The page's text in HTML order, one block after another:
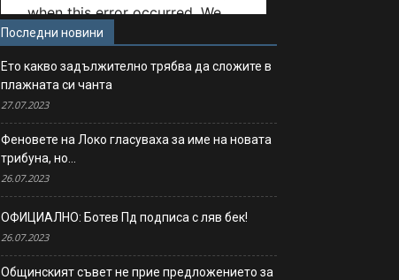
Последни новини
Ето какво задължително трябва да сложите в
плажната си чанта
27.07.2023
Феновете на Локо гласуваха за име на новата
трибуна, но…
26.07.2023
ОФИЦИАЛНО: Ботев Пд подписа с ляв бек!
26.07.2023
Общинският съвет не прие предложението за